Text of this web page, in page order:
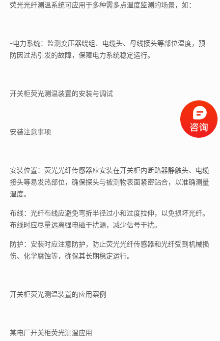
荧光光纤测温系统可应用于多种需多点温度监测的场景，如：
-电力系统：监测变压器绕组、电缆头、母线接头等部位温度，预
防因过热引发的故障，保障电力系统稳定运行。
开关柜荧光测温装置的安装与调试
安装注意事项
安装位置：荧光光纤传感器应安装在开关柜内断路器静触头、电缆
接头等易发热部位，确保探头与被测物表面紧密贴合，以准确测量
温度。
布线：光纤布线应避免弯折半径过小和过度拉伸，以免损坏光纤。
布线时应尽量远离强电磁干扰源，减少信号干扰。
防护：安装时应注意防护，防止荧光光纤传感器和光纤受到机械损
伤、化学腐蚀等，确保其长期稳定运行。
开关柜荧光测温装置的应用案例
某电厂开关柜荧光测温应用